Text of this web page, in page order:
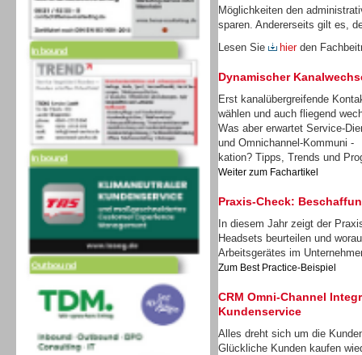
Inbound
Inbound
Outbound
Möglichkeiten den
sparen. Andererseits gilt es,
Lesen Sie
hier den
Dynamischer
Erst kanalübergreifende
wählen und auch fliegend
Was aber erwartet Service-
und Omnichannel-Kommuni -
kation? Tipps, Trends und
Weiter zum Fachartikel
Praxis-Check:
In diesem Jahr zeigt der
Headsets beurteilen und
Arbeitsgerätes im
Zum Best Practice-Beispiel
CRM Omni-Channel
Kundenservice
Alles dreht sich um die
Glückliche Kunden kaufen